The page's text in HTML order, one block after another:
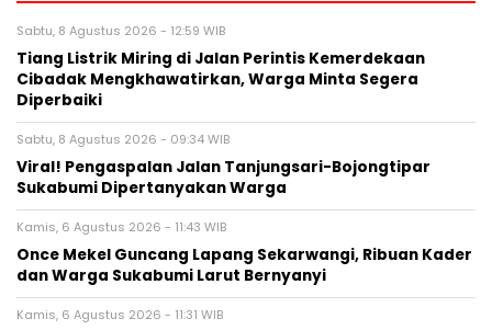
Sabtu, 8 Agustus 2026 - 12:59 WIB
Tiang Listrik Miring di Jalan Perintis Kemerdekaan
Cibadak Mengkhawatirkan, Warga Minta Segera
Diperbaiki
Sabtu, 8 Agustus 2026 - 09:34 WIB
Viral! Pengaspalan Jalan Tanjungsari-Bojongtipar
Sukabumi Dipertanyakan Warga
Kamis, 6 Agustus 2026 - 11:43 WIB
Once Mekel Guncang Lapang Sekarwangi, Ribuan Kader
dan Warga Sukabumi Larut Bernyanyi
Kamis, 6 Agustus 2026 - 11:31 WIB